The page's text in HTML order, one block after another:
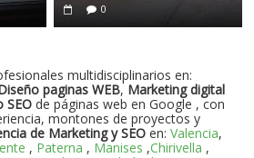
0
multidisciplinarios en:
paginas WEB, Marketing digital
SEO de páginas web en Google , con
montones de proyectos y
de Marketing y SEO en:Valencia,
, Paterna , Manises ,Chirivella ,